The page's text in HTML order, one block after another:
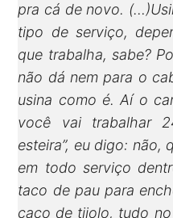
pra cá de novo.
tipo de serviço,
que trabalha, sabe?
não dá nem para o
usina como é. Aí o
você vai trabalhar
esteira”, eu digo: não,
em todo serviço
taco de pau para
caco de tijolo, tudo